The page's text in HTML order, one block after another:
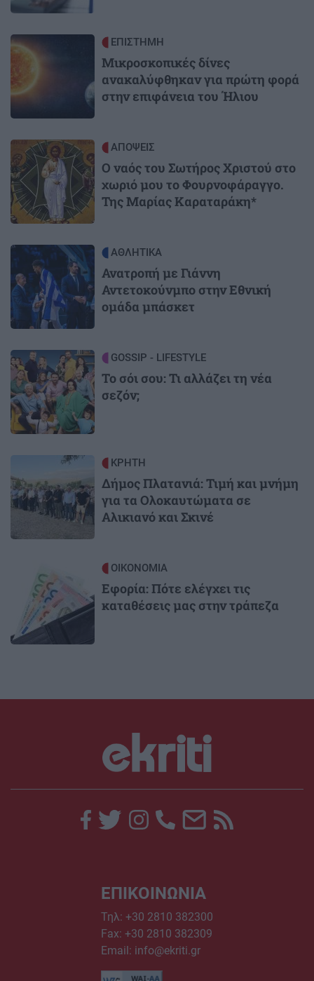
Image ΕΠΙΣΤΗΜΗ
Μικροσκοπικές δίνες
ανακαλύφθηκαν για πρώτη φορά
στην επιφάνεια του Ήλιου
Image ΑΠΟΨΕΙΣ
Ο ναός του Σωτήρος Χριστού στο
χωριό μου το Φουρνοφάραγγο.
Της Μαρίας Καραταράκη*
Image ΑΘΛΗΤΙΚΑ
Ανατροπή με Γιάννη
Αντετοκούνμπο στην Εθνική
ομάδα μπάσκετ
Image GOSSIP - LIFESTYLE
Το σόι σου: Τι αλλάζει τη νέα
σεζόν;
ΚΡΗΤΗ
Δήμος Πλατανιά: Τιμή και μνήμη
για τα Ολοκαυτώματα σε
Αλικιανό και Σκινέ
ΟΙΚΟΝΟΜΙΑ
Εφορία: Πότε ελέγχει τις
καταθέσεις μας στην τράπεζα
ΕΠΙΚΟΙΝΩΝΙΑ
Τηλ: +30 2810 382300
Fax: +30 2810 382309
Email: info@ekriti.gr